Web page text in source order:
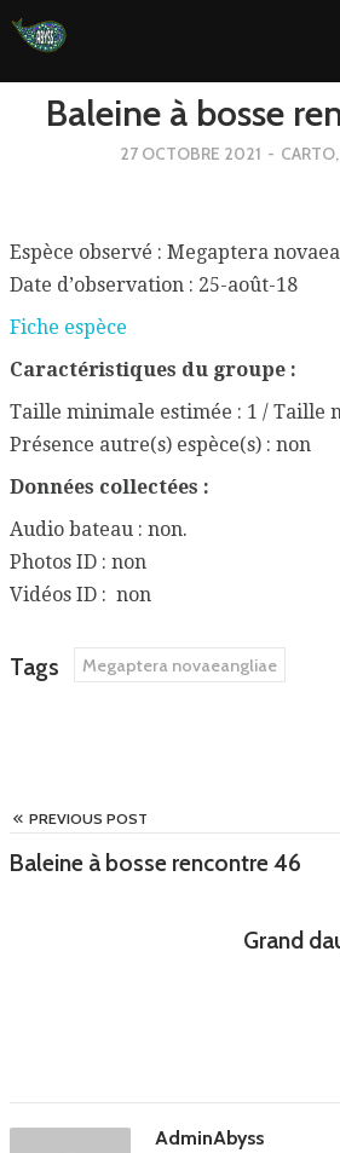
To Blog
Baleine à bosse
27 OCTOBRE 2021 - CARTO,
Espèce observé : Megaptera
Date d’observation : 25-août-18
Fiche espèce
Caractéristiques du groupe :
Taille minimale estimée : 1 / Taille
Présence autre(s) espèce(s) : non
Données collectées :
Audio bateau : non.
Photos ID : non
Vidéos ID : non
Tags Megaptera novaeangliae
PREVIOUS POST
Baleine à bosse rencontre 46
Grand
AdminAbyss